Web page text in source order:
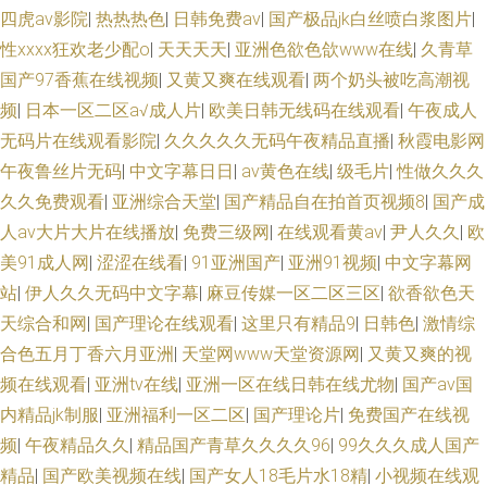
四虎av影院| 热热热色| 日韩免费av| 国产极品jk白丝喷白浆图片|
性xxxx狂欢老少配o| 天天天天| 亚洲色欲色欱www在线| 久青草
国产97香蕉在线视频| 又黄又爽在线观看| 两个奶头被吃高潮视
频| 日本一区二区a√成人片| 欧美日韩无线码在线观看| 午夜成人
无码片在线观看影院| 久久久久久无码午夜精品直播| 秋霞电影网
午夜鲁丝片无码| 中文字幕日日| av黄色在线| 级毛片|性做久久久
久久免费观看| 亚洲综合天堂| 国产精品自在拍首页视频8| 国产成
人av大片大片在线播放| 免费三级网| 在线观看黄av| 尹人久久| 欧
美91成人网| 涩涩在线看| 91亚洲国产| 亚洲91视频| 中文字幕网
站| 伊人久久无码中文字幕| 麻豆传媒一区二区三区| 欲香欲色天
天综合和网| 国产理论在线观看| 这里只有精品9| 日韩色| 激情综
合色五月丁香六月亚洲 | 天堂网www天堂资源网| 又黄又爽的视
频在线观看| 亚洲tv在线| 亚洲一区在线日韩在线尤物| 国产av国
内精品jk制服| 亚洲福利一区二区| 国产理论片| 免费国产在线视
频| 午夜精品久久| 精品国产青草久久久久96| 99久久久成人国产
精品| 国产欧美视频在线| 国产女人18毛片水18精| 小视频在线观